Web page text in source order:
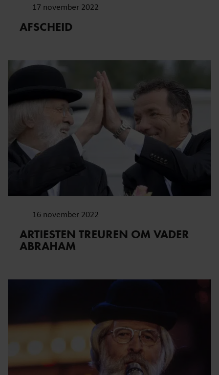
17 november 2022
AFSCHEID
16 november 2022
ARTIESTEN TREUREN OM VADER
ABRAHAM